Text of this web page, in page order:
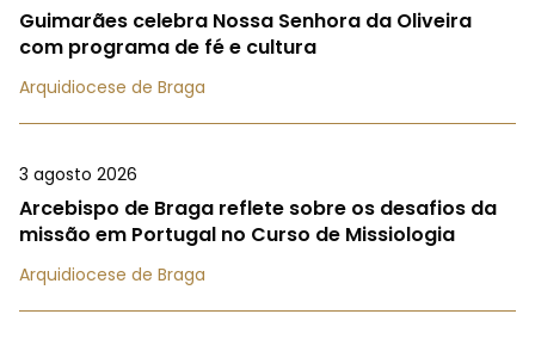
Guimarães celebra Nossa Senhora da Oliveira
com programa de fé e cultura
Arquidiocese de Braga
3 agosto 2026
Arcebispo de Braga reflete sobre os desafios da
missão em Portugal no Curso de Missiologia
Arquidiocese de Braga